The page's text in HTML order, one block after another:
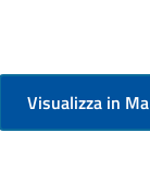
Visualizza in